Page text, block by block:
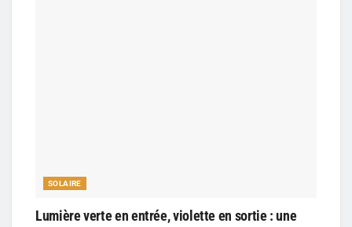
SOLAIRE
Lumière verte en entrée, violette en sortie : une